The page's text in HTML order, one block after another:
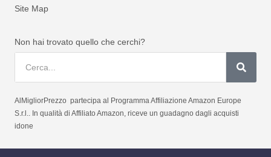
Site Map
Non hai trovato quello che cerchi?
AlMigliorPrezzo partecipa al Programma Affiliazione Amazon Europe
S.r.l.. In qualità di Affiliato Amazon, riceve un guadagno dagli acquisti
idone